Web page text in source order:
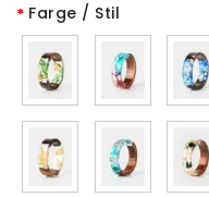
Farge / Stil